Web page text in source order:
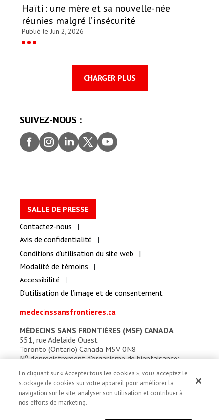
Haïti : une mère et sa nouvelle-née
réunies malgré l’insécurité
Publié le Jun 2, 2026
CHARGER PLUS
SUIVEZ-NOUS :
Faceb
ook
Insta
gram
Linke
dIn
Twitt
er
youtu
be
SALLE DE PRESSE
Contactez-nous
Avis de confidentialité
Conditions d’utilisation du site web
Modalité de témoins
Accessibilité
D’utilisation de l’image et de consentement
medecinssansfrontieres.ca
MÉDECINS SANS FRONTIÈRES (MSF) CANADA
551, rue Adelaide Ouest
Toronto (Ontario) Canada M5V 0N8
Nod'enregistrement d'organisme de bienfaisance:
En cliquant sur « Accepter tous les cookies », vous acceptez le
stockage de cookies sur votre appareil pour améliorer la
navigation sur le site, analyser son utilisation et contribuer à
nos efforts de marketing.